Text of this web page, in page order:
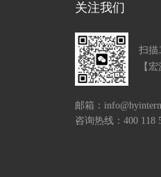
关注我们
扫描
【
邮箱：
咨询热线：400 118